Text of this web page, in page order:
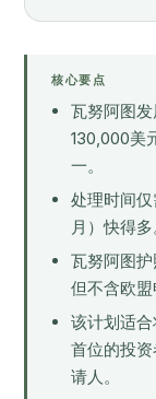
核心要点
瓦努阿图
130,000美
一。
处理时间
月）快得多
瓦努阿图护
但不含欧盟
该计划适
首位的投
请人。